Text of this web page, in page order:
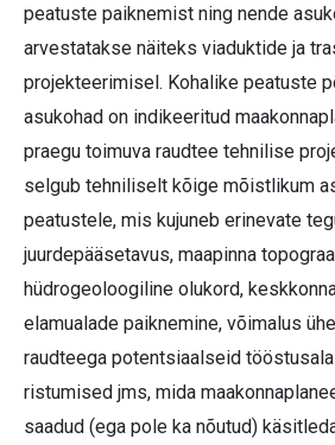
peatuste paiknemist ning nende
arvestatakse näiteks viaduktide ja
projekteerimisel. Kohalike peatuste
asukohad on indikeeritud
praegu toimuva raudtee tehnilise
selgub tehniliselt kõige mõistlikum
peatustele, mis kujuneb erinevate
juurdepääsetavus, maapinna
hüdrogeoloogiline olukord,
elamualade paiknemine, võimalus
raudteega potentsiaalseid
ristumised jms, mida
saadud (ega pole ka nõutud)